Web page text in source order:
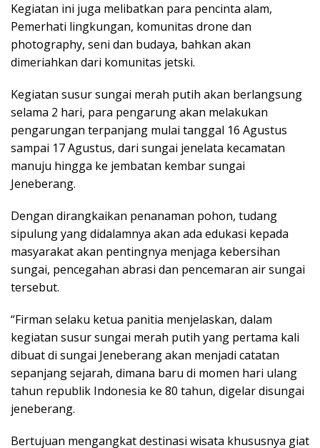
Kegiatan ini juga melibatkan para pencinta alam,
Pemerhati lingkungan, komunitas drone dan
photography, seni dan budaya, bahkan akan
dimeriahkan dari komunitas jetski.
Kegiatan susur sungai merah putih akan berlangsung
selama 2 hari, para pengarung akan melakukan
pengarungan terpanjang mulai tanggal 16 Agustus
sampai 17 Agustus, dari sungai jenelata kecamatan
manuju hingga ke jembatan kembar sungai
Jeneberang.
Dengan dirangkaikan penanaman pohon, tudang
sipulung yang didalamnya akan ada edukasi kepada
masyarakat akan pentingnya menjaga kebersihan
sungai, pencegahan abrasi dan pencemaran air sungai
tersebut.
“Firman selaku ketua panitia menjelaskan, dalam
kegiatan susur sungai merah putih yang pertama kali
dibuat di sungai Jeneberang akan menjadi catatan
sepanjang sejarah, dimana baru di momen hari ulang
tahun republik Indonesia ke 80 tahun, digelar disungai
jeneberang.
Bertujuan mengangkat destinasi wisata khususnya giat